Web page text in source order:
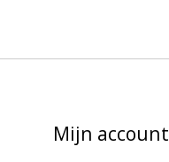
Mijn account